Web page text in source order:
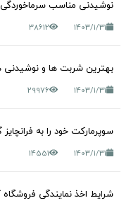
نوشیدنی مناسب سرماخوردگی
1403/1/31
38612
بهترین شربت ها و نوشیدنی
1403/1/31
29976
سوپرمارکت خود را به
1403/1/31
14551
شرایط اخذ نمایندگی